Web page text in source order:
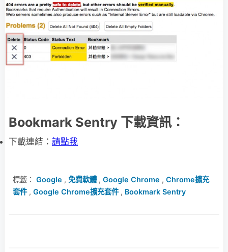
Bookmark Sentry 下載資訊：
下載連結： 請點我
標籤： Google , 免費軟體, Google Chrome , Chrome擴充
套件, Google Chrome擴充套件, Bookmark Sentry